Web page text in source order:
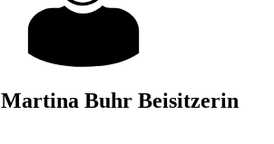
Martina Buhr Beisitzerin